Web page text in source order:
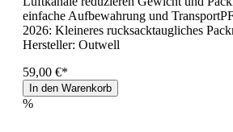
einfache Aufbewahrung und
2026: Kleineres rucksacktaugliches
Hersteller: Outwell
59,00 €*
In den Warenkorb
%